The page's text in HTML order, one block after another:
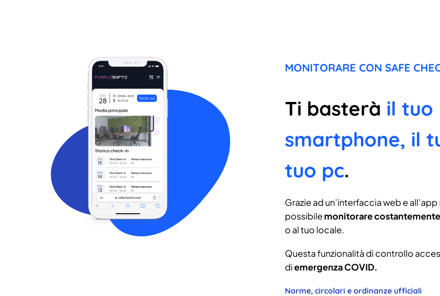
MONITORARE CON SAFE
Ti basterà il tuo
smartphone, il
tuo pc.
Grazie ad un’interfaccia web e
possibile monitorare
o al tuo locale.
Questa funzionalità di controllo
diemergenza COVID.
Norme, circolari e ordinanze ufficiali